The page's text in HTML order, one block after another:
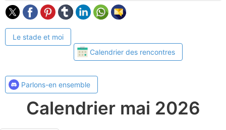
Le stade et moi
Calendrier des rencontres
Parlons-en ensemble
Calendrier mai 2026